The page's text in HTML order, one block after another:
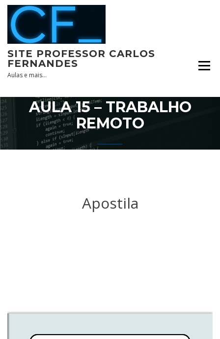
Skip
content
SITE PROFESSOR CARLOS
FERNANDES
Aulas e mais…
AULA 15 – TRABALHO
REMOTO
Apostila